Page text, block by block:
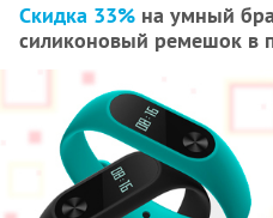
Скидка 33% на умный
силиконовый ремешок в